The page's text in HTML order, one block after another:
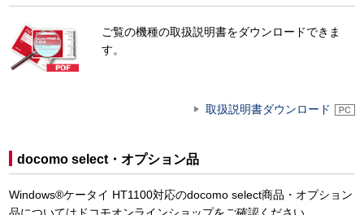
ご覧の機種の取扱説明書をダウンロードできま
す。
取扱説明書ダウンロード
docomo select・オプション品
Windows®ケータイ HT1100対応のdocomo select商品・オプション